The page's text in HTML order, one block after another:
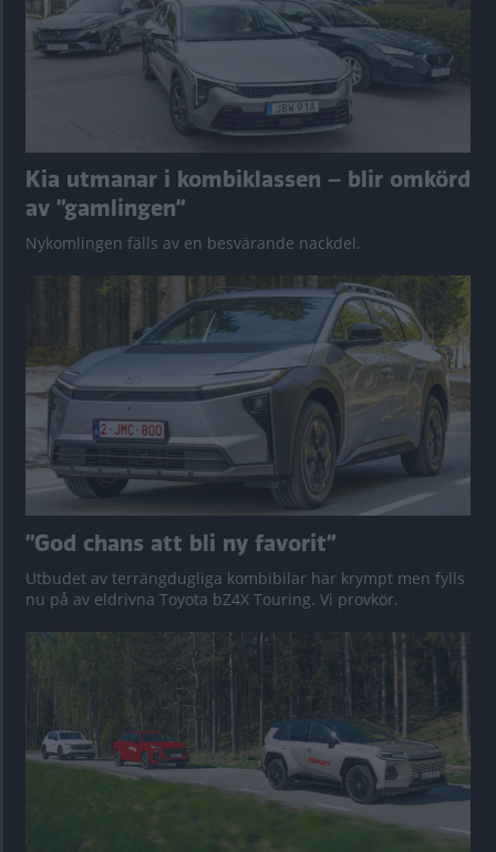
Kia utmanar i kombiklassen – blir omkörd
av ”gamlingen”
Nykomlingen fälls av en besvärande nackdel.
”God chans att bli ny favorit”
Utbudet av terrängdugliga kombibilar har krympt men fylls
nu på av eldrivna Toyota bZ4X Touring. Vi provkör.